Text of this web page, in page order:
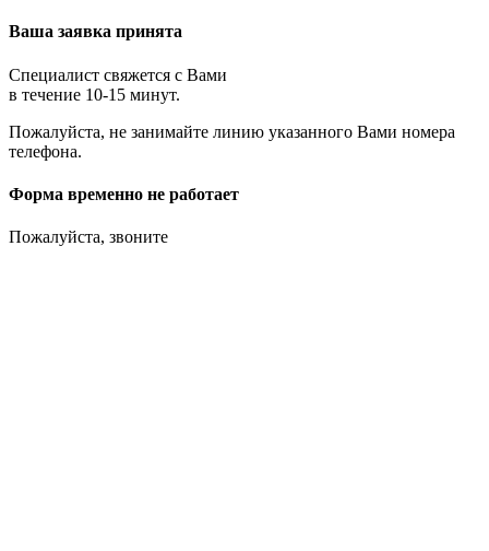
Ваша заявка принята
Специалист свяжется с Вами
в течение 10-15 минут.
Пожалуйста, не занимайте линию указанного Вами номера
телефона.
Форма временно не работает
Пожалуйста, звоните